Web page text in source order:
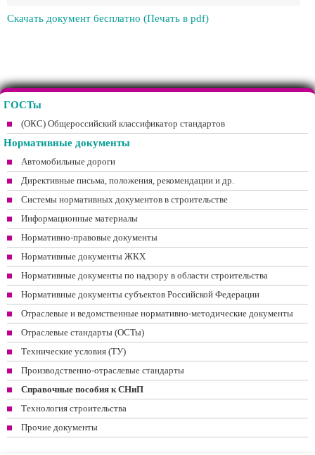
Скачать документ бесплатно (Печать в pdf)
ГОСТы
(ОКС) Общероссийский классификатор стандартов
Нормативные документы
Автомобильные дороги
Директивные письма, положения, рекомендации и др.
Системы нормативных документов в строительстве
Информационные материалы
Нормативно-правовые документы
Нормативные документы ЖКХ
Нормативные документы по надзору в области строительства
Нормативные документы субъектов Российской Федерации
Отраслевые и ведомственные нормативно-методические документы
Отраслевые стандарты (ОСТы)
Технические условия (ТУ)
Производственно-отраслевые стандарты
Справочные пособия к СНиП
Технология строительства
Прочие документы